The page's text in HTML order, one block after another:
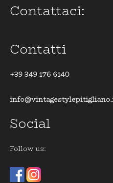
Contattaci:
Contatti
+39 349 176 6140
Social
Follow us: